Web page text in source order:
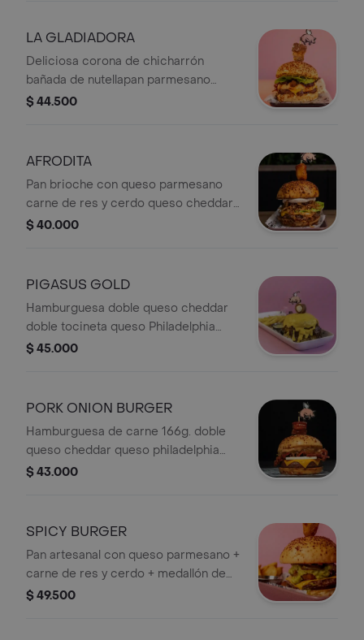
chicharrón + Papas.
LA GLADIADORA
Deliciosa corona de chicharrón
bañada de nutellapan parmesano
carne de res y cerdo queso cheddar
$ 44.500
AFRODITA
Pan brioche con queso parmesano
carne de res y cerdo queso cheddar
gratinado mermelada de tocineta
con queso papialpa frito con salsa de
$ 40.000
PIGASUS GOLD
Hamburguesa doble queso cheddar
doble tocineta queso Philadelphia
salsa chipotle bbq pigasus pan
tocineta + Papas.
$ 45.000
PORK ONION BURGER
Hamburguesa de carne 166g. doble
queso cheddar queso philadelphia
doble tocineta cebolla caramelizada
$ 43.000
SPICY BURGER
Pan artesanal con queso parmesano +
carne de res y cerdo + medallón de
cañón de cerdo asado en mantequilla
$ 49.500